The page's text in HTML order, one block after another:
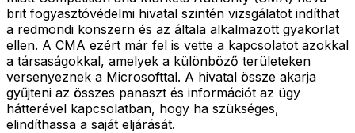
brit fogyasztóvédelmi hivatal szintén vizsgálatot indíthat
a redmondi konszern és az általa alkalmazott gyakorlat
ellen. A CMA ezért már fel is vette a kapcsolatot azokkal
a társaságokkal, amelyek a különböző területeken
versenyeznek a Microsofttal. A hivatal össze akarja
gyűjteni az összes panaszt és információt az ügy
hátterével kapcsolatban, hogy ha szükséges,
elindíthassa a saját eljárását.